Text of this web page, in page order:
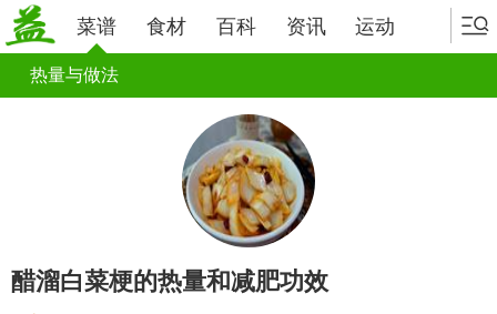
菜谱 食材 百科 资讯 运动
热量与做法
醋溜白菜梗的热量和减肥功效